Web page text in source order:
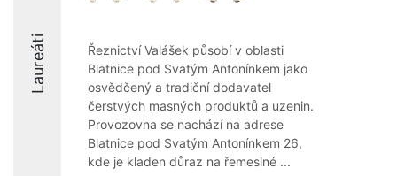
Laureáti
Řeznictví Valášek působí v oblasti
Blatnice pod Svatým Antonínkem jako
osvědčený a tradiční dodavatel
čerstvých masných produktů a uzenin.
Provozovna se nachází na adrese
Blatnice pod Svatým Antonínkem 26,
kde je kladen důraz na řemeslné ...